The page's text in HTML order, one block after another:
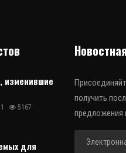
изменившие
1 5167
для
получить
предложения